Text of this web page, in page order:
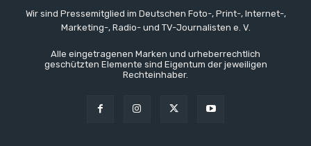
Wir sind Pressemitglied im Deutschen Foto-, Print-, Internet-,
Marketing-, Radio- und TV-Journalisten e. V.
Alle eingetragenen Marken und urheberrechtlich
geschützten Elemente sind Eigentum der jeweiligen
Rechteinhaber.